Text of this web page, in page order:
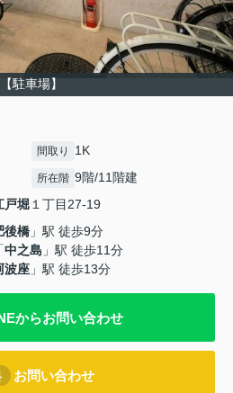
【駐車場】
間取り 1K
所在階 9階/11階建
戸堀１丁目27-19
後橋 」駅 徒歩9分
「中之島 」駅 徒歩11分
波座 」駅 徒歩13分
からお問い合わせ
お問い合わせ